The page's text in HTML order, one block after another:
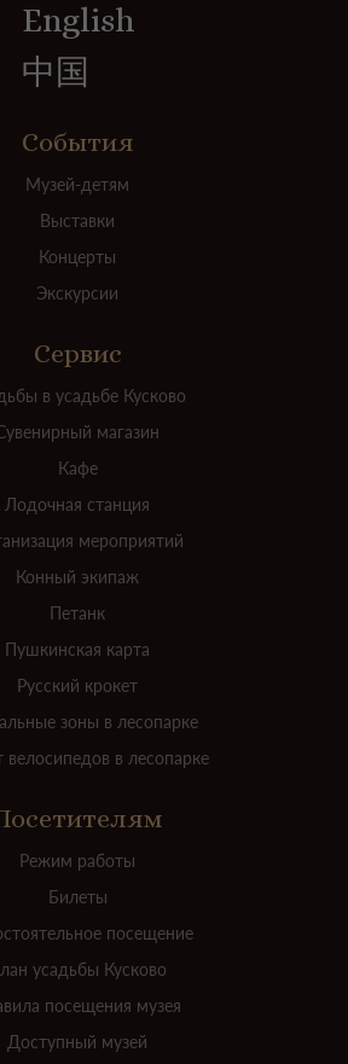
English
中国
События
Музей-детям
Выставки
Концерты
Экскурсии
Сервис
в усадьбе Кусково
магазин
Кафе
Лодочная станция
мероприятий
Конный экипаж
Петанк
Пушкинская карта
Русский крокет
зоны в лесопарке
велосипедов в лесопарке
Режим работы
Билеты
посещение
усадьбы Кусково
посещения музея
Доступный музей